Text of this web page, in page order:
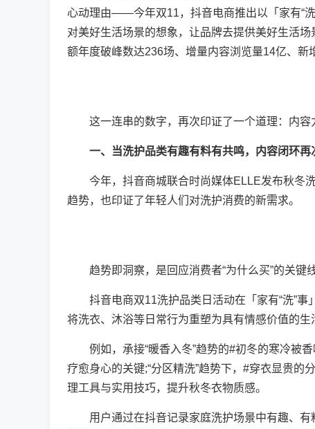
心动理由——今年双11，抖音电商推出以「家有“
对美好生活场景的想象，让品牌去提供美好生活
额年度破峰数达236场、增量内容浏览量14亿、新
这一连串的数字，再次印证了一个道理：内容
一、当洗护品类有趣有料有共鸣，内容闭环再
今年，抖音商城联合时尚媒体ELLE发布秋冬洗
趋势，也印证了年轻人们对洗护消费的新需求。
趋势即洞察，是回应消费者“为什么买”的关键线
抖音电商双11洗护品类日活动在「家有“洗”事
将洗衣、沐浴等日常行为重塑为具有情感价值的生
例如，承接“暖香入冬”趋势的#初冬的寒冷被香
疗愈身心的关键;“分区精洗”趋势下，#穿衣显贵
理工具与实用技巧，提升秋冬衣物质感。
用户通过在抖音记录家庭洗护场景中有趣、有